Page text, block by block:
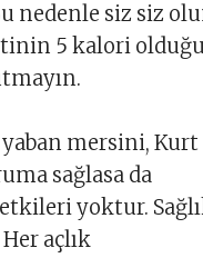
nedenle siz siz
5 kalori
mersini, Kurt
sağlasa da
yoktur.
açlık